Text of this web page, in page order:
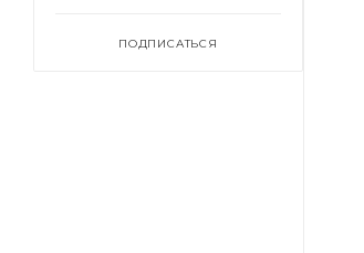
ПОДПИСАТЬСЯ